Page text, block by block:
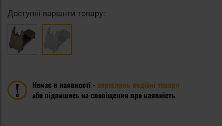
Доступні варіанти товару:
Немає в наявності - переглянь подібні товари
або підпишись на сповіщення про наявність